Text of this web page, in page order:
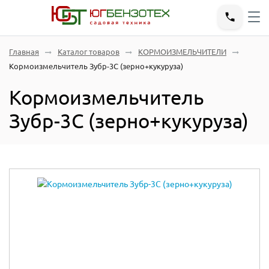
Главная Каталог товаров
КОРМОИЗМЕЛЬЧИТЕЛИ
Кормоизмельчитель Зубр-3С (зерно+кукуруза)
Кормоизмельчитель
Зубр-3С (зерно+кукуруза)